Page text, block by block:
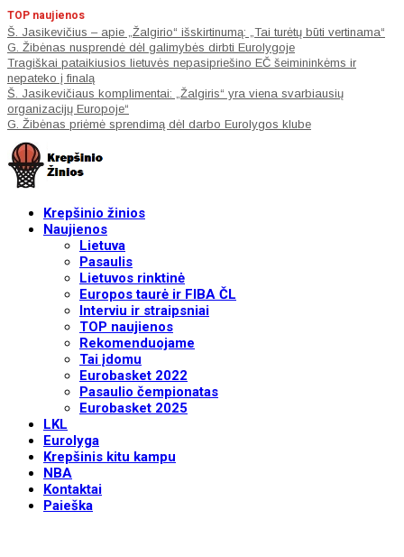
TOP naujienos
Š. Jasikevičius – apie „Žalgirio“ išskirtinumą: „Tai turėtų būti vertinama“
G. Žibėnas nusprendė dėl galimybės dirbti Eurolygoje
Tragiškai pataikiusios lietuvės nepasipriešino EČ šeimininkėms ir
nepateko į finalą
Š. Jasikevičiaus komplimentai: „Žalgiris“ yra viena svarbiausių
organizacijų Europoje“
G. Žibėnas priėmė sprendimą dėl darbo Eurolygos klube
Krepšinio žinios
Naujienos
Lietuva
Pasaulis
Lietuvos rinktinė
Europos taurė ir FIBA ČL
Interviu ir straipsniai
TOP naujienos
Rekomenduojame
Tai įdomu
Eurobasket 2022
Pasaulio čempionatas
Eurobasket 2025
LKL
Eurolyga
Krepšinis kitu kampu
NBA
Kontaktai
Paieška